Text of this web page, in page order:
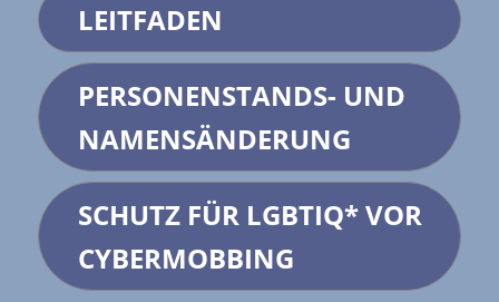
LEITFADEN
PERSONENSTANDS- UND
NAMENSÄNDERUNG
SCHUTZ FÜR LGBTIQ* VOR
CYBERMOBBING